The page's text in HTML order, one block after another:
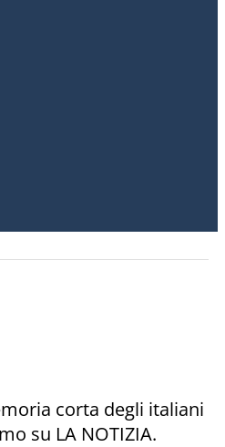
corta degli italiani
su LA NOTIZIA.